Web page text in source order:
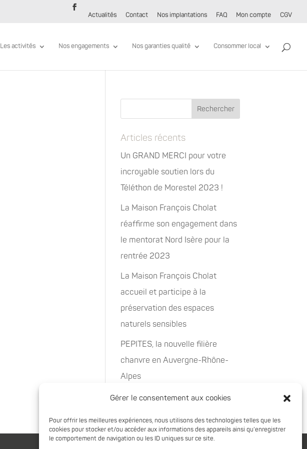
Gérer le consentement aux cookies
Pour offrir les meilleures expériences, nous utilisons des technologies telles que les
cookies pour stocker et/ou accéder aux informations des appareils ainsi qu'enregistrer
le comportement de navigation ou les ID uniques sur ce site.
Actualités Contact Nos implantations FAQ Mon compte CGV
Les activités Nos engagements Nos garanties qualité Consommer local
Articles récents
Un GRAND MERCI pour votre
incroyable soutien lors du
Téléthon de Morestel 2023 !
La Maison François Cholat
réaffirme son engagement dans
le mentorat Nord Isère pour la
rentrée 2023
La Maison François Cholat
accueil et participe à la
préservation des espaces
naturels sensibles
PEPITES, la nouvelle filière
chanvre en Auvergne-Rhône-
Alpes
Rachat de 5 sites à Oxyane